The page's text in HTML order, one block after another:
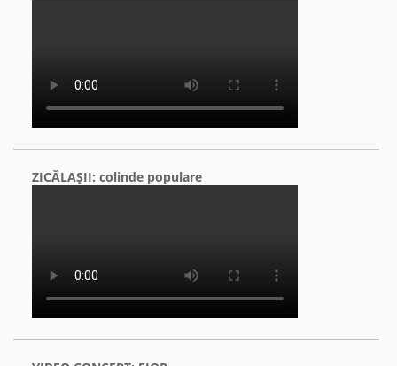
ZICĂLAŞII: colinde populare